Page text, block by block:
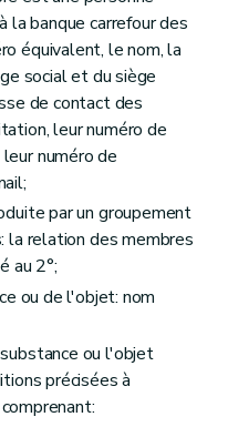
la banque carrefour des
équivalent, le nom, la
social et du siège
de contact des
leur numéro de
numéro de
par un groupement
la relation des membres
au 2°;
ou de l'objet: nom
ou l'objet
précisées à